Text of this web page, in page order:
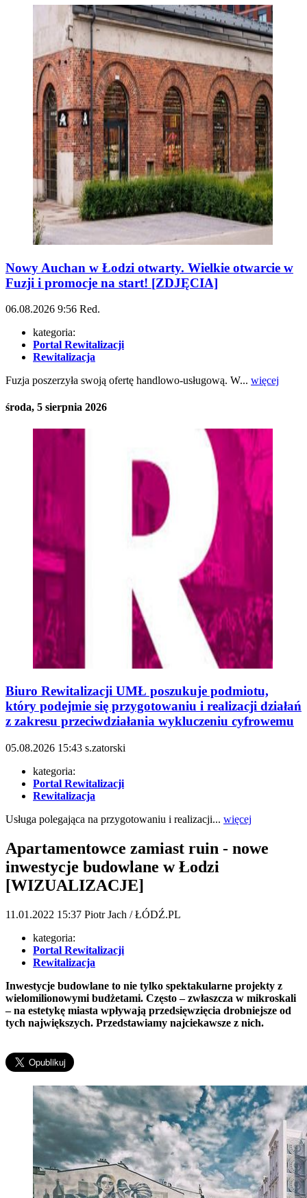
Nowy Auchan w Łodzi otwarty. Wielkie otwarcie w
Fuzji i promocje na start! [ZDJĘCIA]
06.08.2026 9:56 Red.
kategoria:
Portal Rewitalizacji
Rewitalizacja
Fuzja poszerzyła swoją ofertę handlowo-usługową. W... więcej
środa, 5 sierpnia 2026
Biuro Rewitalizacji UMŁ poszukuje podmiotu,
który podejmie się przygotowaniu i realizacji działań
z zakresu przeciwdziałania wykluczeniu cyfrowemu
05.08.2026 15:43 s.zatorski
kategoria:
Portal Rewitalizacji
Rewitalizacja
Usługa polegająca na przygotowaniu i realizacji... więcej
Apartamentowce zamiast ruin - nowe
inwestycje budowlane w Łodzi
[WIZUALIZACJE]
11.01.2022 15:37 Piotr Jach / ŁÓDŹ.PL
kategoria:
Portal Rewitalizacji
Rewitalizacja
Inwestycje budowlane to nie tylko spektakularne projekty z
wielomilionowymi budżetami. Często – zwłaszcza w mikroskali
– na estetykę miasta wpływają przedsięwzięcia drobniejsze od
tych największych. Przedstawiamy najciekawsze z nich.